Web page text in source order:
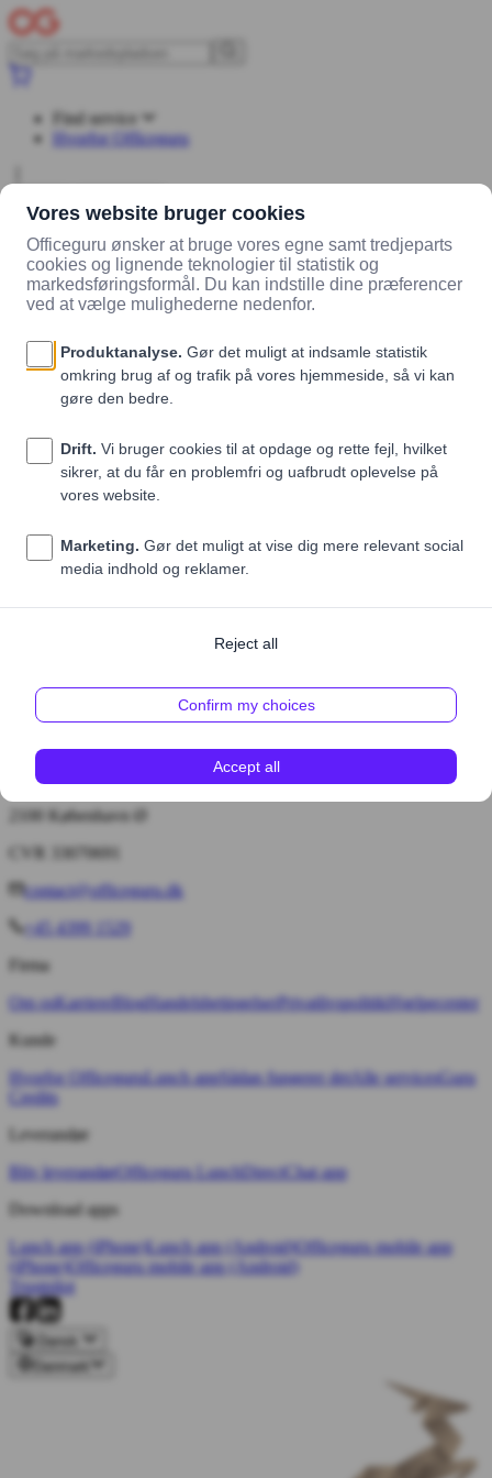
Find service
Hvorfor Officeguru
Markedsplads
tomat og mozzarella (veg/rugbrød)
tomat og mozzarella (veg/rugbrød)
Bryggervangen 55, 4. tv.
2100 København Ø
CVR 33070691
contact@officeguru.dk
+45 4399 1529
Firma
Om osKarriereBlogHandelsbetingelserPrivatlivspolitikHjælpecenter
Kunde
Hvorfor OfficeguruLunch appSådan fungerer detAlle servicesGuru
Credits
Leverandør
Bliv leverandørOfficeguru LunchDirectChat app
Download apps
Lunch app (iPhone)Lunch app (Android)Officeguru mobile app
(iPhone)
Officeguru mobile app (Android)
Trustpilot
Dansk
Danmark